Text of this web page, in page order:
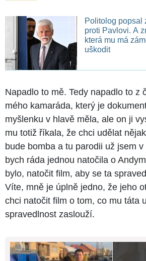
Politolog popsal
proti Pavlovi. A
která mu má
uškodit
Napadlo to mě. Tedy napadlo to z
mého kamaráda, který je
myšlenku v hlavě měla, ale on ji
mu totiž říkala, že chci udělat
bude bomba a tu parodii už jsem
bych ráda jednou natočila o
bylo, natočit film, aby se ta
Víte, mně je úplně jedno, že jeho
chci natočit film o tom, co mu táta
spravedlnost zaslouží.